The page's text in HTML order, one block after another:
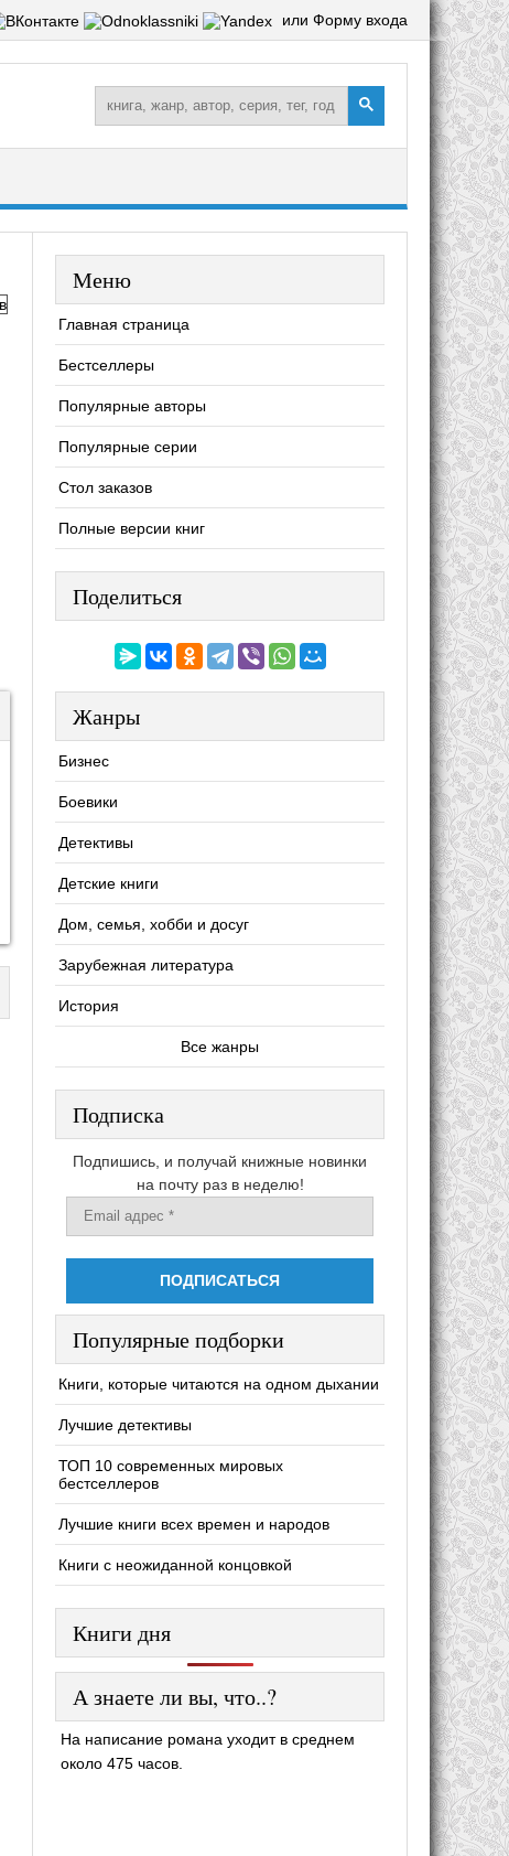
или Форму входа
Меню
Главная страница
Бестселлеры
Популярные авторы
Популярные серии
Стол заказов
Полные версии книг
Поделиться
Жанры
Бизнес
Боевики
Детективы
Детские книги
Дом, семья, хобби и досуг
Зарубежная литература
История
Все жанры
Подписка
Подпишись, и получай книжные новинки
на почту раз в неделю!
Популярные подборки
Книги, которые читаются на одном дыхании
Лучшие детективы
ТОП 10 современных мировых
бестселлеров
Лучшие книги всех времен и народов
Книги с неожиданной концовкой
Книги дня
А знаете ли вы, что..?
На написание романа уходит в среднем
около 475 часов.